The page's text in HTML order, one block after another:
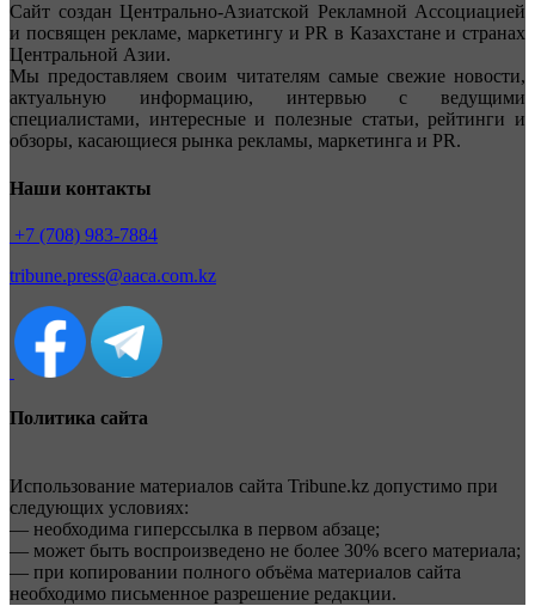
Сайт создан Центрально-Азиатской Рекламной Ассоциацией
и посвящен рекламе, маркетингу и PR в Казахстане и странах
Центральной Азии.
Мы предоставляем своим читателям самые свежие новости,
актуальную информацию, интервью с ведущими
специалистами, интересные и полезные статьи, рейтинги и
обзоры, касающиеся рынка рекламы, маркетинга и PR.
Наши контакты
+7 (708) 983-7884
tribune.press@aaca.com.kz
Политика сайта
Использование материалов сайта Tribune.kz допустимо при
следующих условиях:
— необходима гиперссылка в первом абзаце;
— может быть воспроизведено не более 30% всего материала;
— при копировании полного объёма материалов сайта
необходимо письменное разрешение редакции.